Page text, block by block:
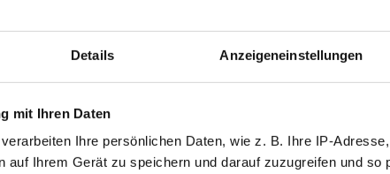
Details Anzeigeneinstellungen
mit Ihren Daten
verarbeiten Ihre persönlichen Daten, wie z. B. Ihre IP-
auf Ihrem Gerät zu speichern und darauf zuzugreifen und so